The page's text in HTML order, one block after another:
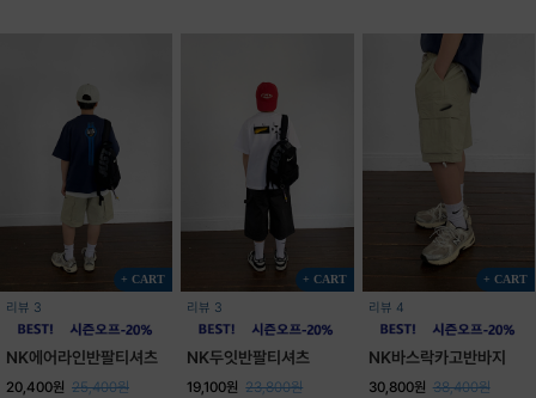
+ CART
리뷰 3
NK에어라인반팔티셔츠
20,400원 25,400원
+ CART
리뷰 3
NK두잇반팔티셔츠
19,100원 23,800원
+ CART
리뷰 4
NK바스락카고반바지
30,800원 38,400원